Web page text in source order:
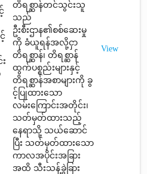
တိရစ္ဆာန်တင်သွင်းသူ
သည်
ဦးစီးဌာန၏စစ်ဆေးမှု
ကို ခံယူရန်အလို့ငှာ
တိရစ္ဆာန်၊ တိရစ္ဆာန်
ထွက်ပစ္စည်းများနှင့်
တိရစ္ဆာန်အစာများကို ခွ
င့်ပြုထားသော
လမ်းကြောင်းအတိုင်း၊
သတ်မှတ်ထားသည့်
နေရာသို့ သယ်ဆောင်
ပြီး သတ်မှတ်ထားသော
ကာလအပိုင်းအခြား
အထိ သီးသန့်ခွဲခြား
View